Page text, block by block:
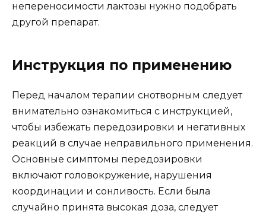
непереносимости лактозы нужно подобрать
другой препарат.
Инструкция по применению
Перед началом терапии снотворным следует
внимательно ознакомиться с инструкцией,
чтобы избежать передозировки и негативных
реакций в случае неправильного применения.
Основные симптомы передозировки
включают головокружение, нарушения
координации и сонливость. Если была
случайно принята высокая доза, следует